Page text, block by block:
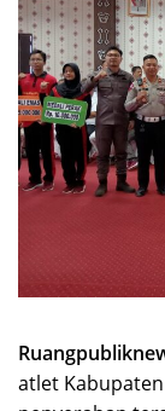
atlet